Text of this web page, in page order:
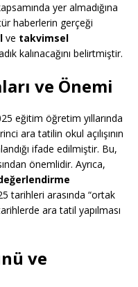
yer almadığına
haberlerin gerçeği
ve takvimsel
kalınacağını belirtmiştir.
ve Önemi
eğitim öğretim yıllarında
ara tatilin okul açılışının
ifade edilmiştir. Bu,
önemlidir. Ayrıca,
tarihleri arasında “ortak
ara tatil yapılması
ve